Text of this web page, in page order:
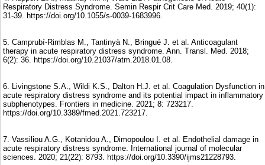
Respiratory Distress Syndrome. Semin Respir Crit Care Med. 2019; 40(1):
31-39. https://doi.org/10.1055/s-0039-1683996.
5. Camprubí-Rimblas M., Tantinyà N., Bringué J. et al. Anticoagulant
therapy in acute respiratory distress syndrome. Ann. Transl. Med. 2018;
6(2): 36. https://doi.org/10.21037/atm.2018.01.08.
6. Livingstone S.A., Wildi K.S., Dalton H.J. et al. Coagulation Dysfunction in
acute respiratory distress syndrome and its potential impact in inflammatory
subphenotypes. Frontiers in medicine. 2021; 8: 723217.
https://doi.org/10.3389/fmed.2021.723217.
7. Vassiliou A.G., Kotanidou A., Dimopoulou I. et al. Endothelial damage in
acute respiratory distress syndrome. International journal of molecular
sciences. 2020; 21(22): 8793. https://doi.org/10.3390/ijms21228793.